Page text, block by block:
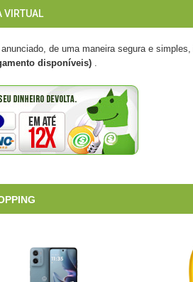
VIRTUAL
anunciado, de uma maneira segura e simples,
disponíveis) .